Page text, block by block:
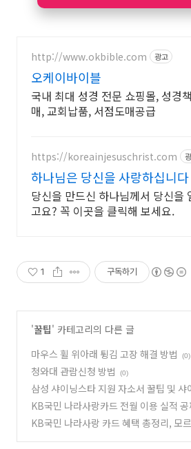
http://www.okbible.com 광고
오케이바이블
국내 최대 성경 전문 쇼핑몰, 성경
매, 교회납품, 서점도매공급
https://koreainjesuschrist.com
하나님은 당신을 사랑하십니
YOU
당신을 만드신 하나님께서 당신을
고요? 꼭 이곳을 클릭해 보세요.
1 구독하기
'꿀팁' 카테고리의 다른 글
마우스 휠 위아래 튕김 고장 해결 방법
(0)
청와대 관람신청 방법 (0)
삼성 샤이닝스타 지원 자소서 꿀팁 및 샤
4기 후기
(7)
KB국민 나라사랑카드 전월 이용 실적
드는 법
(6)
KB국민 나라사랑 카드 혜택 총정리, 모